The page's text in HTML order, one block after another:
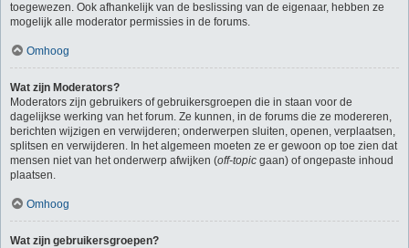
toegewezen. Ook afhankelijk van de beslissing van de eigenaar, hebben ze
mogelijk alle moderator permissies in de forums.
Omhoog
Wat zijn Moderators?
Moderators zijn gebruikers of gebruikersgroepen die in staan voor de
dagelijkse werking van het forum. Ze kunnen, in de forums die ze modereren,
berichten wijzigen en verwijderen; onderwerpen sluiten, openen, verplaatsen,
splitsen en verwijderen. In het algemeen moeten ze er gewoon op toe zien dat
mensen niet van het onderwerp afwijken (off-topic gaan) of ongepaste inhoud
plaatsen.
Omhoog
Wat zijn gebruikersgroepen?